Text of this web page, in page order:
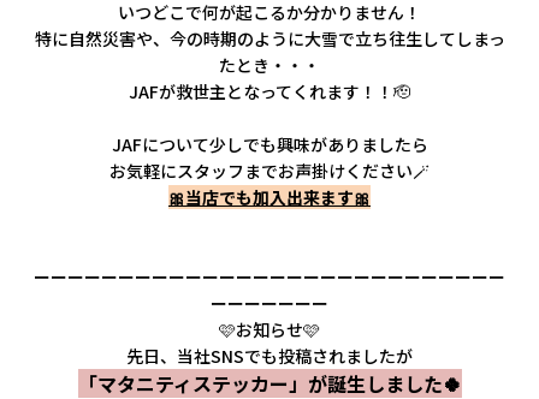
いつどこで何が起こるか分かりません！
特に自然災害や、今の時期のように大雪で立ち往生してしまっ
たとき・・・
JAFが救世主となってくれます！！🫡
JAFについて少しでも興味がありましたら
お気軽にスタッフまでお声掛けください🪄
🎀当店でも加入出来ます🎀
ーーーーーーーーーーーーーーーーーーーーーーーーーーーー
ーーーーーーー
🩷お知らせ🩷
先日、当社SNSでも投稿されましたが
「マタニティステッカー」が誕生しました🍀